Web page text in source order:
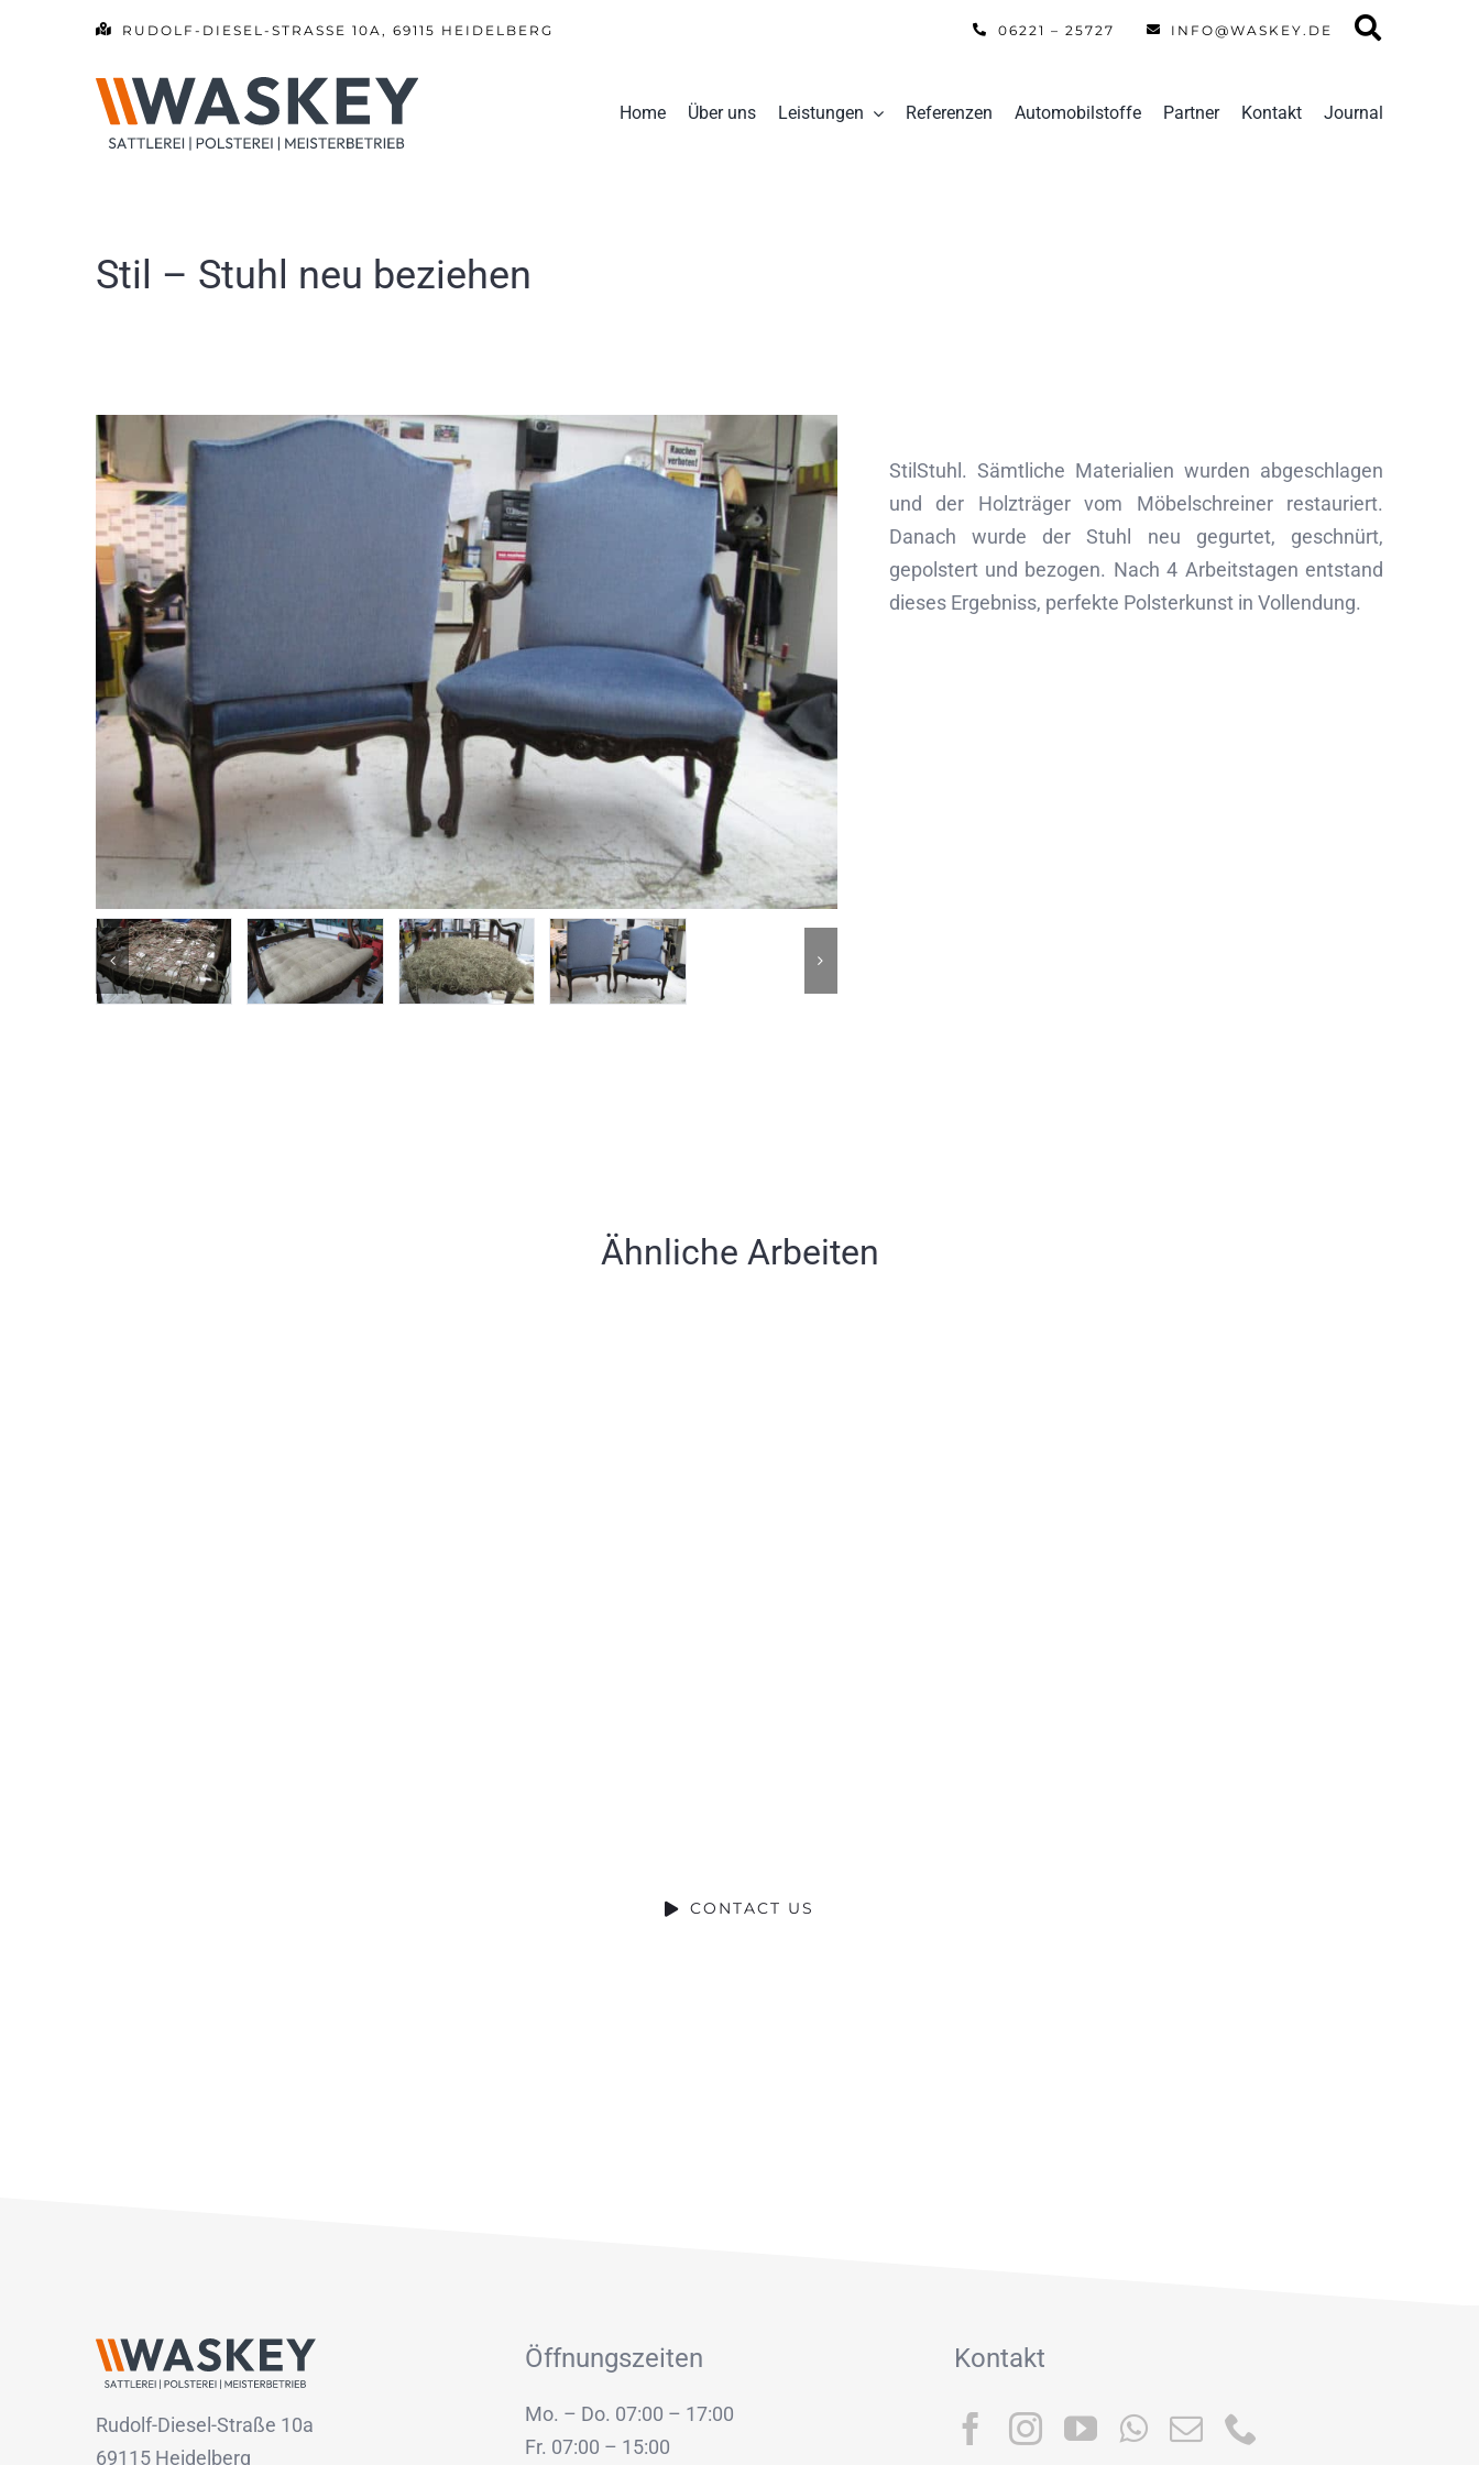
RUDOLF-DIESEL-STRASSE 10A, 69115 HEIDELBERG 06221 – 25727 INFO@WASKEY.DE
Home Über uns Leistungen Referenzen Automobilstoffe Partner Kontakt Journal
Stil – Stuhl neu beziehen
StilStuhl. Sämtliche Materialien wurden abgeschlagen
und der Holzträger vom Möbelschreiner restauriert.
Danach wurde der Stuhl neu gegurtet, geschnürt,
gepolstert und bezogen. Nach 4 Arbeitstagen entstand
dieses Ergebniss, perfekte Polsterkunst in Vollendung.
Ähnliche Arbeiten
CONTACT US
Rudolf-Diesel-Straße 10a
69115 Heidelberg
Öffnungszeiten
Mo. – Do. 07:00 – 17:00
Fr. 07:00 – 15:00
Kontakt